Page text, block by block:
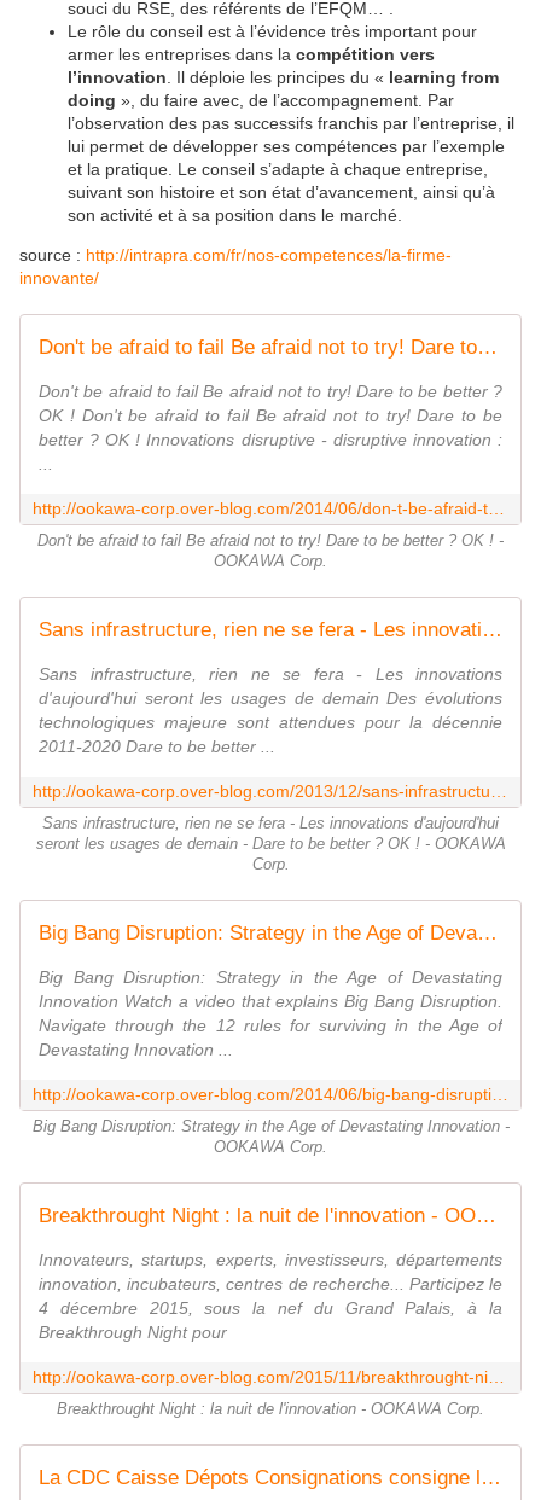
souci du RSE, des référents de l’EFQM… .
Le rôle du conseil est à l’évidence très important pour
armer les entreprises dans la compétition vers
l’innovation . Il déploie les principes du « learning from
doing », du faire avec, de l’accompagnement. Par
l’observation des pas successifs franchis par l’entreprise, il
lui permet de développer ses compétences par l’exemple
et la pratique. Le conseil s’adapte à chaque entreprise,
suivant son histoire et son état d’avancement, ainsi qu’à
son activité et à sa position dans le marché.
source : http://intrapra.com/fr/nos-competences/la-firme-
innovante/
Don't be afraid to fail Be afraid not to try! Dare to be better ? OK ! - OOKAWA Corp.
Don't be afraid to fail Be afraid not to try! Dare to be better ?
OK ! Don't be afraid to fail Be afraid not to try! Dare to be
better ? OK ! Innovations disruptive - disruptive innovation :
Don't be afraid to fail Be afraid not to try! Dare to be better ? OK ! -
OOKAWA Corp.
Sans infrastructure, rien ne se fera - Les innovations d'aujourd'hui seront les usages de demain - Dare to be better ? OK ! - OOKAWA Corp.
Sans infrastructure, rien ne se fera - Les innovations
d'aujourd'hui seront les usages de demain Des évolutions
technologiques majeure sont attendues pour la décennie
2011-2020 Dare to be better ...
Sans infrastructure, rien ne se fera - Les innovations d'aujourd'hui
seront les usages de demain - Dare to be better ? OK ! - OOKAWA
Corp.
Big Bang Disruption: Strategy in the Age of Devastating Innovation - OOKAWA Corp.
Big Bang Disruption: Strategy in the Age of Devastating
Innovation Watch a video that explains Big Bang Disruption.
Navigate through the 12 rules for surviving in the Age of
Devastating Innovation ...
Big Bang Disruption: Strategy in the Age of Devastating Innovation -
OOKAWA Corp.
Breakthrought Night : la nuit de l'innovation - OOKAWA Corp.
Innovateurs, startups, experts, investisseurs, départements
innovation, incubateurs, centres de recherche... Participez le
4 décembre 2015, sous la nef du Grand Palais, à la
Breakthrough Night pour
Breakthrought Night : la nuit de l'innovation - OOKAWA Corp.
La CDC Caisse Dépots Consignations consigne les Innovations dans le 3DIC.biz de New3S - OOKAWA Corp.